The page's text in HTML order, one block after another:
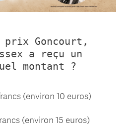
prix Goncourt,
a reçu un
montant ?
(environ 10 euros)
(environ 15 euros)